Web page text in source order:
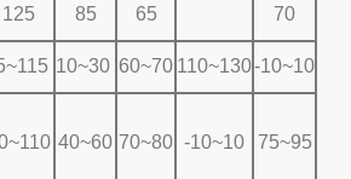
125 85 65 70
10~30 60~70 110~130-10~10
40~60 70~80 -10~10 75~95